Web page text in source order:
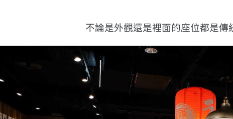
不論是外觀還是裡面的座位都是傳